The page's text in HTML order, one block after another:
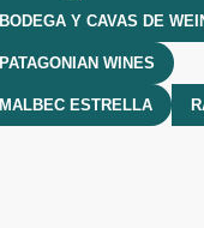
BODEGA Y CAVAS DE
PATAGONIAN WINES
MALBEC ESTRELLA